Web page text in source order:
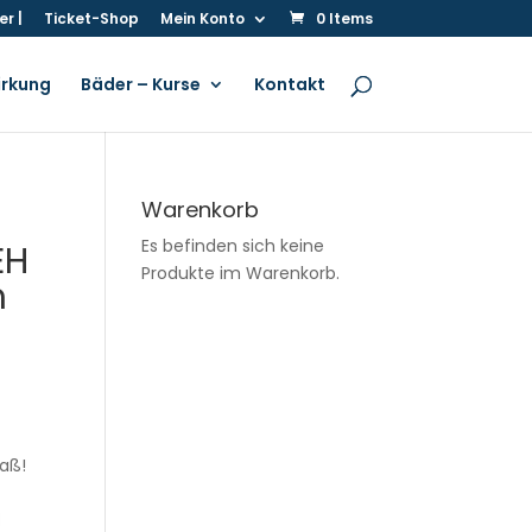
| Ticket-Shop Mein Konto 0 Items
Bäder – Kurse Kontakt
Warenkorb
Es befinden sich keine
Produkte im Warenkorb.